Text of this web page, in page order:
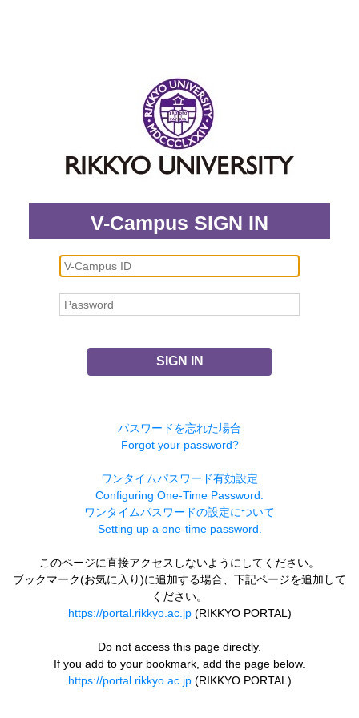
V-Campus SIGN IN
SIGN IN
パスワードを忘れた場合
Forgot your password?
ワンタイムパスワード有効設定
Configuring One-Time Password.
ワンタイムパスワードの設定について
Setting up a one-time password.
このページに直接アクセスしないようにしてください。
ブックマーク(お気に入り)に追加する場合、下記ページを追加して
ください。
https://portal.rikkyo.ac.jp(RIKKYO PORTAL)
Do not access this page directly.
If you add to your bookmark, add the page below.
https://portal.rikkyo.ac.jp(RIKKYO PORTAL)